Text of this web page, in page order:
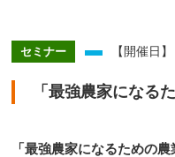
セミナー 【開催日】
「最強農家になる
「最強農家になるための